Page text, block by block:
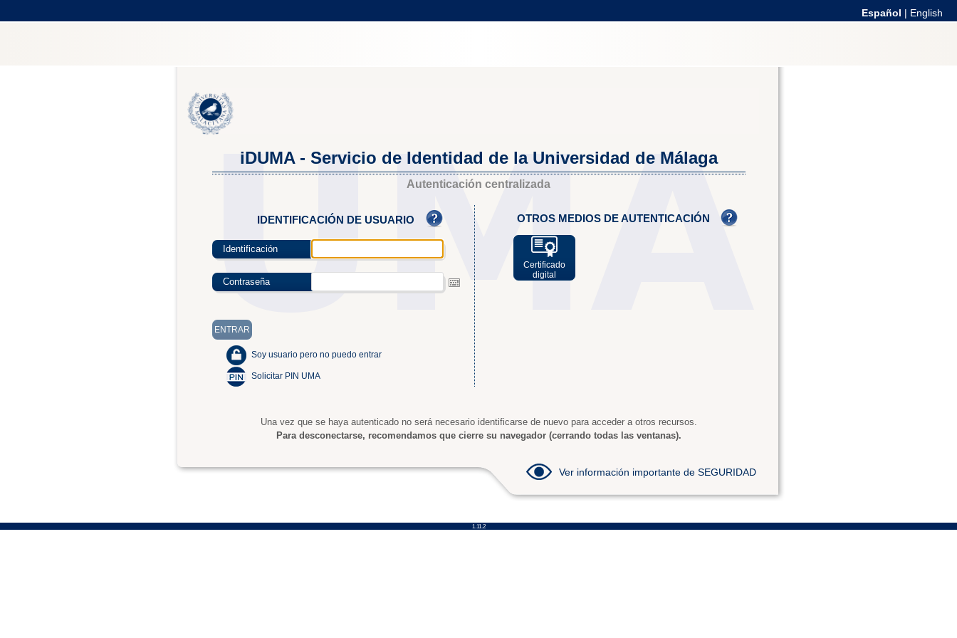
Español | English
iDUMA - Servicio de Identidad de la Universidad de Málaga
Autenticación centralizada
IDENTIFICACIÓN DE USUARIO
Identificación
Contraseña
Soy usuario pero no puedo entrar
Solicitar PIN UMA
OTROS MEDIOS DE AUTENTICACIÓN
Certificado
digital
Una vez que se haya autenticado no será necesario identificarse de nuevo para acceder a otros recursos.
Para desconectarse, recomendamos que cierre su navegador (cerrando todas las ventanas).
Ver información importante de SEGURIDAD
1.11.2